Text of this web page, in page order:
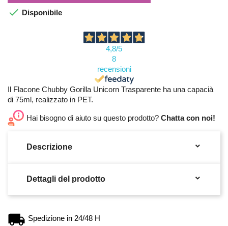
 Disponibile
4,8/5
8
recensioni
Il Flacone Chubby Gorilla Unicorn Trasparente ha una capacià
di 75ml, realizzato in PET.
Hai bisogno di aiuto su questo prodotto? Chatta con noi!
Descrizione 
Dettagli del prodotto 
Spedizione in 24/48 H